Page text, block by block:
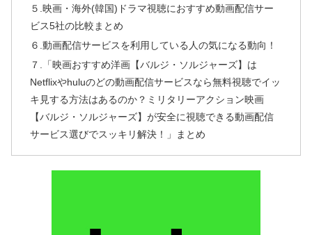
５.映画・海外(韓国)ドラマ視聴におすすめ動画配信サー
ビス5社の比較まとめ
６.動画配信サービスを利用している人の気になる動向！
７.「映画おすすめ洋画【バルジ・ソルジャーズ】は
Netflixやhuluのどの動画配信サービスなら無料視聴でイッ
キ見する方法はあるのか？ミリタリーアクション映画
【バルジ・ソルジャーズ】が安全に視聴できる動画配信
サービス選びでスッキリ解決！」まとめ